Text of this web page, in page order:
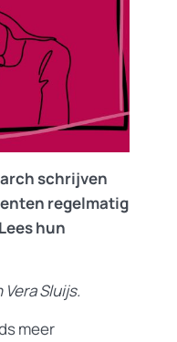
schrijven
regelmatig
hun
Sluijs.
meer